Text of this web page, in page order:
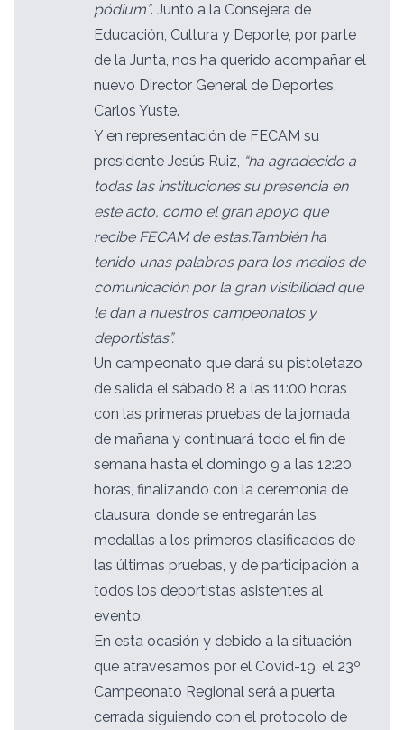
pódium”. Junto a la Consejera de
Educación, Cultura y Deporte, por parte
de la Junta, nos ha querido acompañar el
nuevo Director General de Deportes,
Carlos Yuste.
Y en representación de FECAM su
presidente Jesús Ruiz, “ha agradecido a
todas las instituciones su presencia en
este acto, como el gran apoyo que
recibe FECAM de estas.También ha
tenido unas palabras para los medios de
comunicación por la gran visibilidad que
le dan a nuestros campeonatos y
deportistas”.
Un campeonato que dará su pistoletazo
de salida el sábado 8 a las 11:00 horas
con las primeras pruebas de la jornada
de mañana y continuará todo el fin de
semana hasta el domingo 9 a las 12:20
horas, finalizando con la ceremonia de
clausura, donde se entregarán las
medallas a los primeros clasificados de
las últimas pruebas, y de participación a
todos los deportistas asistentes al
evento.
En esta ocasión y debido a la situación
que atravesamos por el Covid-19, el 23º
Campeonato Regional será a puerta
cerrada siguiendo con el protocolo de